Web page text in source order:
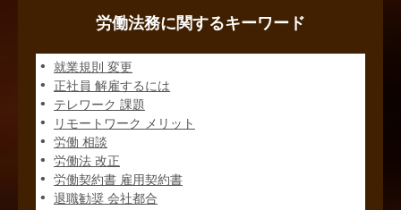
労働法務に関するキーワード
就業規則 変更
正社員 解雇するには
テレワーク 課題
リモートワーク メリット
労働 相談
労働法 改正
労働契約書 雇用契約書
退職勧奨 会社都合